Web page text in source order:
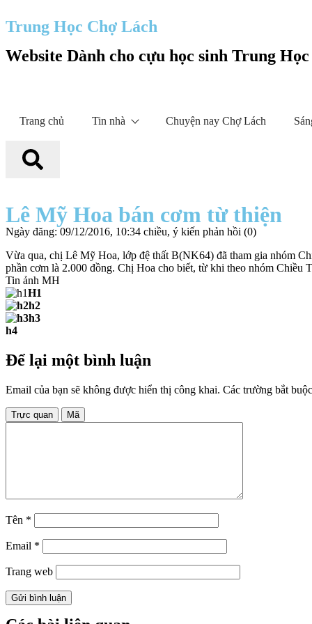
Trung Học Chợ Lách
Website Dành cho cựu học sinh Trung
Trang chủ Tin nhà Chuyện nay Chợ Lách
Lê Mỹ Hoa bán cơm từ thiện
Ngày đăng: 09/12/2016, 10:34 chiều, ý kiến phản hồi (0)
Vừa qua, chị Lê Mỹ Hoa, lớp đệ thất B(NK64) đã tham gia nhóm
phần cơm là 2.000 đồng. Chị Hoa cho biết, từ khi theo nhóm Chiều
Tin ảnh MH
H1
h2
h3
h4
Để lại một bình luận
Email của bạn sẽ không được hiển thị công khai. Các trường bắt
Trực quan Mã
Tên *
Email *
Trang web